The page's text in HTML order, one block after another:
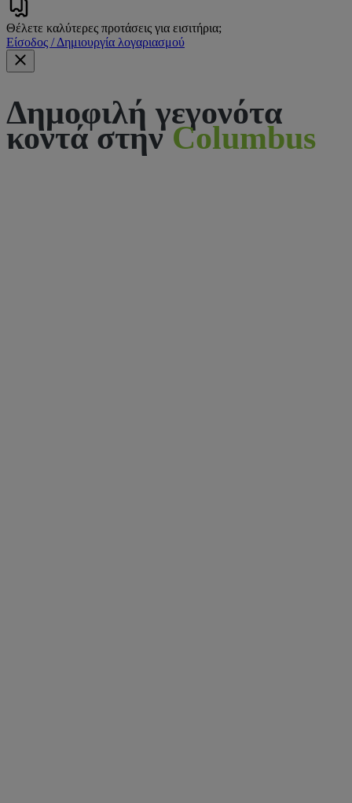
Θέλετε καλύτερες προτάσεις για εισιτήρια;
Είσοδος / Δημιουργία λογαριασμού
Δημοφιλή γεγονότα
κοντά στηνColumbus